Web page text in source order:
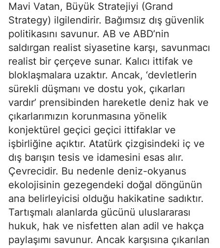
Mavi Vatan, Büyük Stratejiyi (Grand
Strategy) ilgilendirir. Bağımsız dış güvenlik
politikasını savunur. AB ve ABD’nin
saldırgan realist siyasetine karşı, savunmacı
realist bir çerçeve sunar. Kalıcı ittifak ve
bloklaşmalara uzaktır. Ancak, ‘devletlerin
sürekli düşmanı ve dostu yok, çıkarları
vardır’ prensibinden hareketle deniz hak ve
çıkarlarımızın korunmasına yönelik
konjektürel geçici geçici ittifaklar ve
işbirliğine açıktır. Atatürk çizgisindeki iç ve
dış barışın tesis ve idamesini esas alır.
Çevrecidir. Bu nedenle deniz-okyanus
ekolojisinin gezegendeki doğal döngünün
ana belirleyicisi olduğu hakikatine sadıktır.
Tartışmalı alanlarda gücünü uluslararası
hukuk, hak ve nisfetten alan adil ve hakça
paylaşımı savunur. Ancak karşısına çıkarılan